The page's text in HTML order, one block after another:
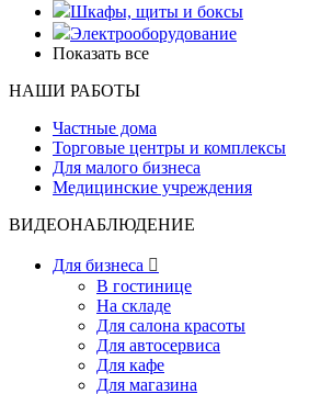
Шкафы, щиты и боксы
Электрооборудование
Показать все
НАШИ РАБОТЫ
Частные дома
Торговые центры и комплексы
Для малого бизнеса
Медицинские учреждения
ВИДЕОНАБЛЮДЕНИЕ
Для бизнеса 
В гостинице
На складе
Для салона красоты
Для автосервиса
Для кафе
Для магазина